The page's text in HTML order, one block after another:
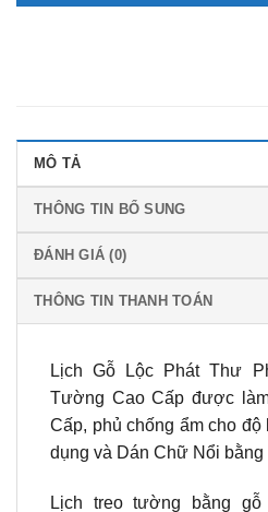
MÔ TẢ
THÔNG TIN BỔ SUNG
ĐÁNH GIÁ (0)
THÔNG TIN THANH TOÁN
Lịch Gỗ Lộc Phát Thư
Tường Cao Cấp được
Cấp, phủ chống ẩm cho
dụng và Dán Chữ Nổi bằng
Lịch treo tường bằng